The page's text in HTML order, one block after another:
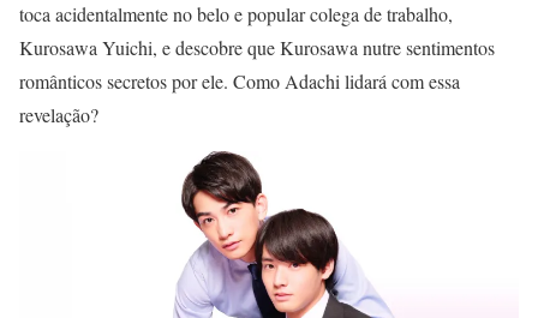
toca acidentalmente no belo e popular colega de trabalho,
Kurosawa Yuichi, e descobre que Kurosawa nutre sentimentos
românticos secretos por ele. Como Adachi lidará com essa
revelação?